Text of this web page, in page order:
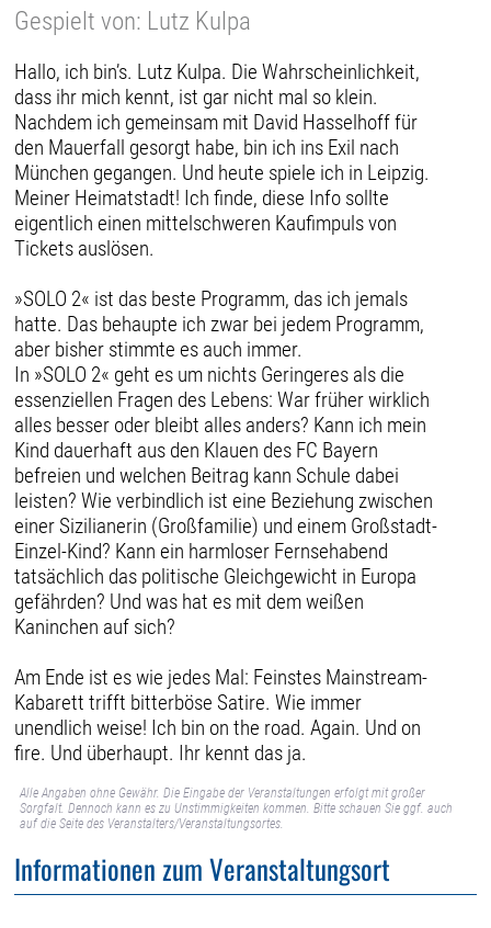
Gespielt von: Lutz Kulpa
Hallo, ich bin’s. Lutz Kulpa. Die Wahrscheinlichkeit,
dass ihr mich kennt, ist gar nicht mal so klein.
Nachdem ich gemeinsam mit David Hasselhoff für
den Mauerfall gesorgt habe, bin ich ins Exil nach
München gegangen. Und heute spiele ich in Leipzig.
Meiner Heimatstadt! Ich finde, diese Info sollte
eigentlich einen mittelschweren Kaufimpuls von
Tickets auslösen.
»SOLO 2« ist das beste Programm, das ich jemals
hatte. Das behaupte ich zwar bei jedem Programm,
aber bisher stimmte es auch immer.
In »SOLO 2« geht es um nichts Geringeres als die
essenziellen Fragen des Lebens: War früher wirklich
alles besser oder bleibt alles anders? Kann ich mein
Kind dauerhaft aus den Klauen des FC Bayern
befreien und welchen Beitrag kann Schule dabei
leisten? Wie verbindlich ist eine Beziehung zwischen
einer Sizilianerin (Großfamilie) und einem Großstadt-
Einzel-Kind? Kann ein harmloser Fernsehabend
tatsächlich das politische Gleichgewicht in Europa
gefährden? Und was hat es mit dem weißen
Kaninchen auf sich?
Am Ende ist es wie jedes Mal: Feinstes Mainstream-
Kabarett trifft bitterböse Satire. Wie immer
unendlich weise! Ich bin on the road. Again. Und on
fire. Und überhaupt. Ihr kennt das ja.
Alle Angaben ohne Gewähr. Die Eingabe der Veranstaltungen erfolgt mit großer
Sorgfalt. Dennoch kann es zu Unstimmigkeiten kommen. Bitte schauen Sie ggf. auch
auf die Seite des Veranstalters/Veranstaltungsortes.
Informationen zum Veranstaltungsort